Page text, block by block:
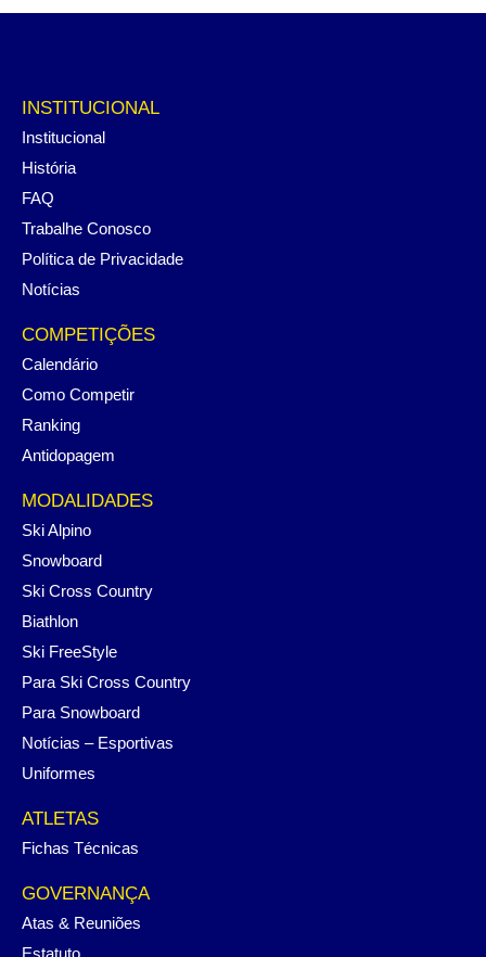
INSTITUCIONAL
Institucional
História
FAQ
Trabalhe Conosco
Política de Privacidade
Notícias
COMPETIÇÕES
Calendário
Como Competir
Ranking
Antidopagem
MODALIDADES
Ski Alpino
Snowboard
Ski Cross Country
Biathlon
Ski FreeStyle
Para Ski Cross Country
Para Snowboard
Notícias – Esportivas
Uniformes
ATLETAS
Fichas Técnicas
GOVERNANÇA
Atas & Reuniões
Estatuto